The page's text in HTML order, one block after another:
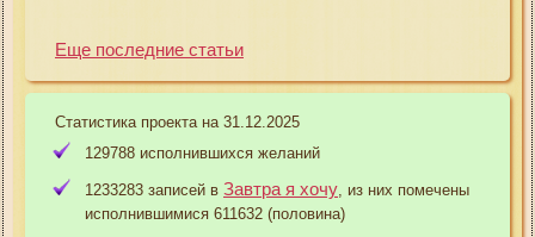
Еще последние статьи
Статистика проекта на 31.12.2025
129788 исполнившихся желаний
1233283 записей в Завтра я хочу , из них помечены
исполнившимися 611632 (половина)